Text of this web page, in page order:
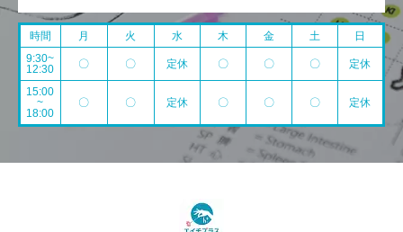
時間 月 火 水 木 金 土
日
9:30~
12:30
〇 〇 定休 〇 〇 〇 定休
15:00
~
18:00
〇 〇 定休 〇 〇 〇 定休